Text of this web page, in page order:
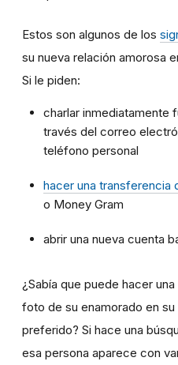
Estos son algunos de los
su nueva relación amorosa
Si le piden:
charlar inmediatamente
través del correo
teléfono personal
hacer una transferencia
o Money Gram
abrir una nueva cuenta
¿Sabía que puede hacer
foto de su enamorado en
preferido? Si hace una
esa persona aparece con